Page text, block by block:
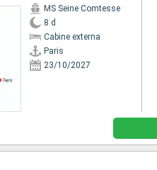
MS Seine Comtesse
8 d
Cabine externa
Paris
23/10/2027